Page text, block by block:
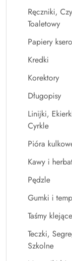
Ręczniki,
Toaletowy
Papiery ksero
Kredki
Korektory
Długopisy
Linijki,
Cyrkle
Pióra
Kawy i
Pędzle
Gumki i
Taśmy
Teczki,
Szkolne